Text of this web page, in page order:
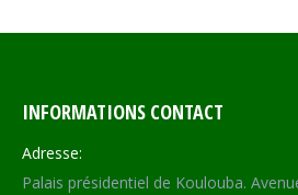
INFORMATIONS CONTACT
Adresse:
Palais présidentiel de Koulouba.